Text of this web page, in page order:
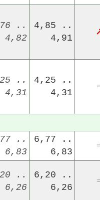
..
4,82
4,85 ..
4,91
..
4,31
4,25 ..
4,31
..
6,83
6,77 ..
6,83
..
6,26
6,20 ..
6,26